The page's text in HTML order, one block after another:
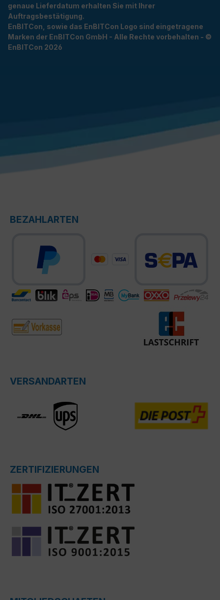
genaue Lieferdatum erhalten Sie mit Ihrer
Auftragsbestätigung.
EnBITCon, sowie das EnBITCon Logo sind eingetragene
Marken der EnBITCon GmbH - Alle Rechte vorbehalten - ©
EnBITCon 2026
BEZAHLARTEN
VERSANDARTEN
ZERTIFIZIERUNGEN